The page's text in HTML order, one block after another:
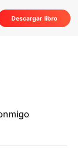
Descargar libro